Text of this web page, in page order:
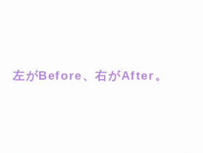
左がBefore、右がAfter。